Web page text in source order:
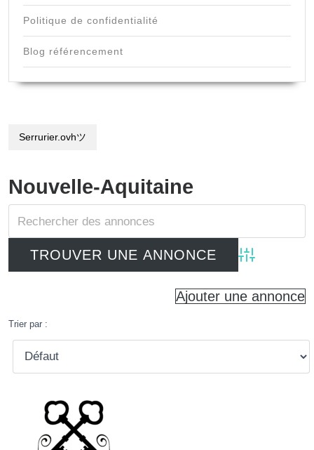
Politique de confidentialité
Blog référencement
Serrurier.ovhツ
Nouvelle-Aquitaine
Advanced
Ajouter une annonce
Trier par :